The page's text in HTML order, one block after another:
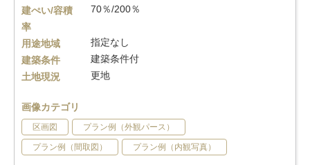
建ぺい/容積
率
70％/200％
用途地域
指定なし
建築条件
建築条件付
土地現況
更地
画像カテゴリ
区画図 プラン例（外観パース）
プラン例（間取図） プラン例（内観写真）